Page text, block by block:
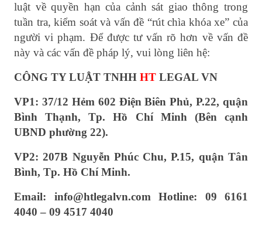
luật về quyền hạn của cảnh sát giao thông trong
tuần tra, kiểm soát và vấn đề “rút chìa khóa xe” của
người vi phạm. Để được tư vấn rõ hơn về vấn đề
này và các vấn đề pháp lý, vui lòng liên hệ:
CÔNG TY LUẬT TNHH HT LEGAL VN
VP1: 37/12 Hẻm 602 Điện Biên Phủ, P.22, quận
Bình Thạnh, Tp. Hồ Chí Minh (Bên cạnh
UBND phường 22).
VP2: 207B Nguyễn Phúc Chu, P.15, quận Tân
Bình, Tp. Hồ Chí Minh.
Email: info@htlegalvn.com Hotline: 09 6161
4040 – 09 4517 4040